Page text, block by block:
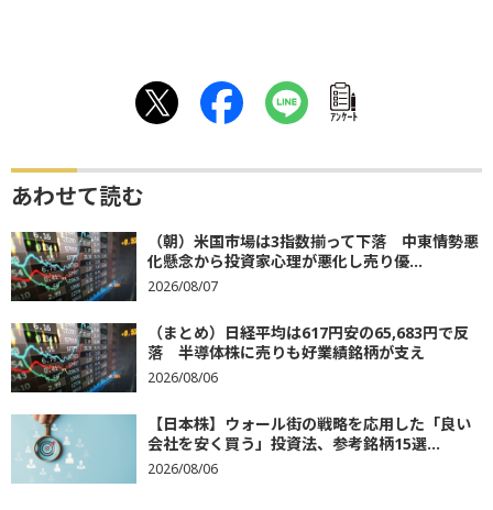
ｱﾝｹｰﾄ
あわせて読む
（朝）米国市場は3指数揃って下落 中東情勢悪
化懸念から投資家心理が悪化し売り優...
2026/08/07
（まとめ）日経平均は617円安の65,683円で反
落 半導体株に売りも好業績銘柄が支え
2026/08/06
【日本株】ウォール街の戦略を応用した「良い
会社を安く買う」投資法、参考銘柄15選...
2026/08/06